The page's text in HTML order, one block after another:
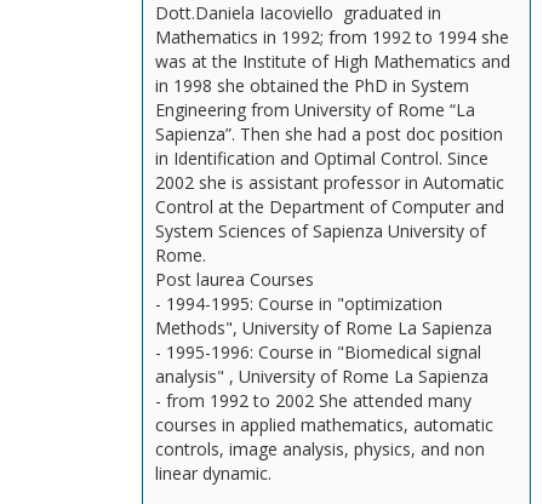
Dott.Daniela Iacoviello graduated in
Mathematics in 1992; from 1992 to 1994 she
was at the Institute of High Mathematics and
in 1998 she obtained the PhD in System
Engineering from University of Rome “La
Sapienza”. Then she had a post doc position
in Identification and Optimal Control. Since
2002 she is assistant professor in Automatic
Control at the Department of Computer and
System Sciences of Sapienza University of
Rome.
Post laurea Courses
- 1994-1995: Course in "optimization
Methods", University of Rome La Sapienza
- 1995-1996: Course in "Biomedical signal
analysis" , University of Rome La Sapienza
- from 1992 to 2002 She attended many
courses in applied mathematics, automatic
controls, image analysis, physics, and non
linear dynamic.